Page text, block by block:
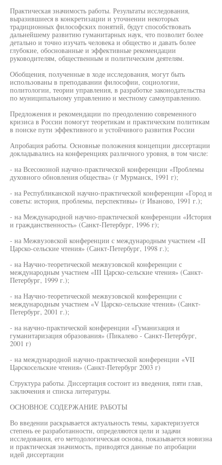
Практическая значимость работы. Результаты исследования,
выразившиеся в конкретизации и уточнении некоторых
традиционных философских понятий, будут способствовать
дальнейшему развитию гуманитарных наук, что позволит более
детально и точно изучать человека и общество и давать более
глубокие, обоснованные и эффективные рекомендации
руководителям, общественным и политическим деятелям.
Обобщения, полученные в ходе исследования, могут быть
использованы в преподавании философии, социологии,
политологии, теории управления, в разработке законодательства
по муниципальному управлению и местному самоуправлению.
Предложения и рекомендации по преодолению современного
кризиса в России помогут теоретикам и практическим политикам
в поиске пути эффективного и устойчивого развития России
Апробация работы. Основные положения концепции диссертации
докладывались на конференциях различного уровня, в том числе:
- на Всесоюзной научно-практической конференции «Проблемы
духовного обновления общества» (г Мурманск, 1991 г);
- на Республиканской научно-практической конференции «Город и
советы: история, проблемы, перспективы» (г Иваново, 1991 г.);
- на Международной научно-практической конференции «История
и гражданственность» (Санкт-Петербург, 1996 г);
- на Межвузовской конференции с международным участием «II
Царско-сельские чтения» (Санкт-Петербург, 1998 г.);
- на Научно-теоретической межвузовской конференции с
международным участием «III Царско-сельские чтения» (Санкт-
Петербург, 1999 г.);
- на Научно-теоретической межвузовской конференции с
международным участием «V Царско-сельские чтения» (Санкт-
Петербург, 2001 г.);
- на научно-практической конференции «Гуманизация и
гуманитаризация образования» (Пикалево - Санкт-Петербург,
2001 г)
- на международной научно-практической конференции «VII
Царскосельские чтения» (Санкт-Петербург 2003 г)
Структура работы. Диссертация состоит из введения, пяти глав,
заключения и списка литературы.
ОСНОВНОЕ СОДЕРЖАНИЕ РАБОТЫ
Во введении раскрывается актуальность темы, характеризуется
степень ее разработанности, определяются цели и задачи
исследования, его методологическая основа, показывается новизна
и практическая значимость, приводятся данные по апробации
идей диссертации